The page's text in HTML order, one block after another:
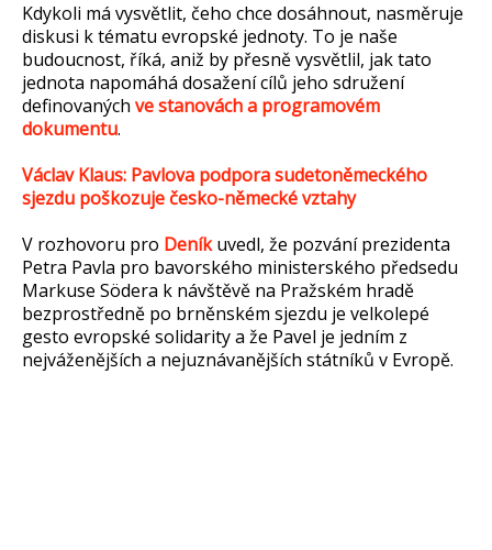
Kdykoli má vysvětlit, čeho chce dosáhnout, nasměruje
diskusi k tématu evropské jednoty. To je naše
budoucnost, říká, aniž by přesně vysvětlil, jak tato
jednota napomáhá dosažení cílů jeho sdružení
definovaných ve stanovách a programovém
dokumentu.
Václav Klaus: Pavlova podpora sudetoněmeckého
sjezdu poškozuje česko-německé vztahy
V rozhovoru pro Deníkuvedl, že pozvání prezidenta
Petra Pavla pro bavorského ministerského předsedu
Markuse Södera k návštěvě na Pražském hradě
bezprostředně po brněnském sjezdu je velkolepé
gesto evropské solidarity a že Pavel je jedním z
nejváženějších a nejuznávanějších státníků v Evropě.